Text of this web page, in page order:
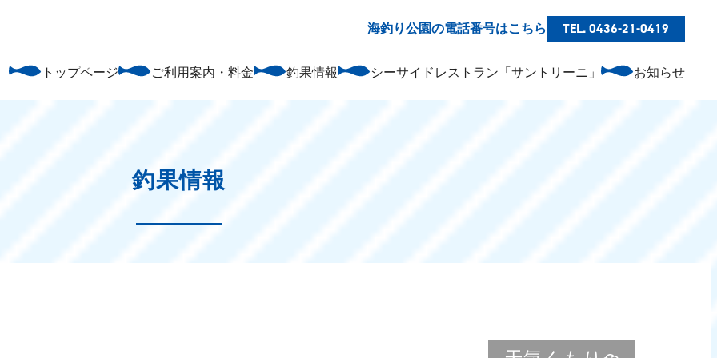
海釣り公園の電話番号はこちら TEL. 0436-21-0419
トップページ ご利用案内・料金 釣果情報 シーサイドレストラン「サントリーニ」 お知らせ
釣果情報